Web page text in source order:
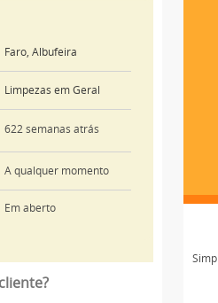
Faro, Albufeira
Limpezas em Geral
622 semanas atrás
A qualquer momento
Em aberto